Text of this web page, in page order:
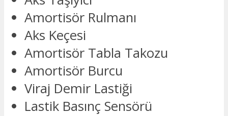
Amortisör Rulmanı
Aks Keçesi
Amortisör Tabla Takozu
Amortisör Burcu
Viraj Demir Lastiği
Lastik Basınç Sensörü